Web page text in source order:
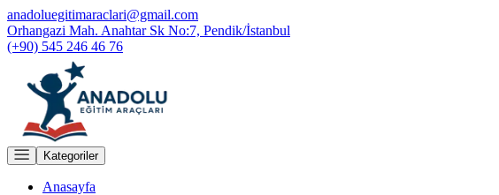
anadoluegitimaraclari@gmail.com
Orhangazi Mah. Anahtar Sk No:7, Pendik/İstanbul
(+90) 545 246 46 76
Kategoriler
Anasayfa